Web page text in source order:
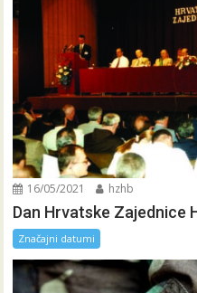
16/05/2021 hzhb
Dan Hrvatske Zajednice
Značajni datumi